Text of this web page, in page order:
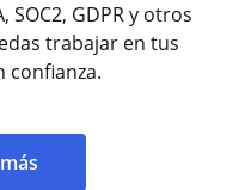
SOC2, GDPR y otros
trabajar en tus
confianza.